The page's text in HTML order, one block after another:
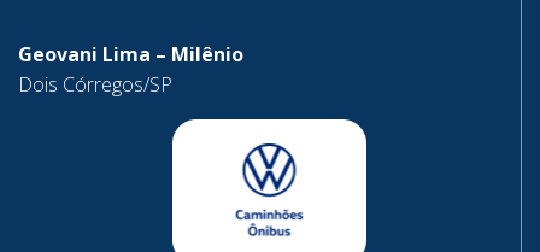
Geovani Lima – Milênio
Dois Córregos/SP